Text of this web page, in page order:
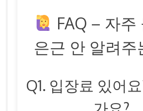
FAQ – 자주
은근 안 알려주
Q1. 입장료 있어